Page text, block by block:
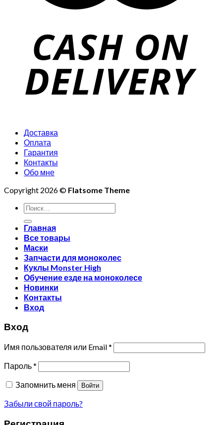
Доставка
Оплата
Гарантия
Контакты
Обо мне
Copyright 2026 © Flatsome Theme
Искать:
Главная
Все товары
Маски
Запчасти для моноколес
Куклы Monster High
Обучение езде на моноколесе
Новинки
Контакты
Вход
Вход
Имя пользователя или Email*
Пароль*
Запомнить меня
Войти
Забыли свой пароль?